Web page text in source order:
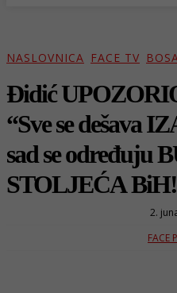
NASLOVNICA FACE TV
Đidić
“Sve se dešava
sad se određuju
STOLJEĆA
2.
FACE